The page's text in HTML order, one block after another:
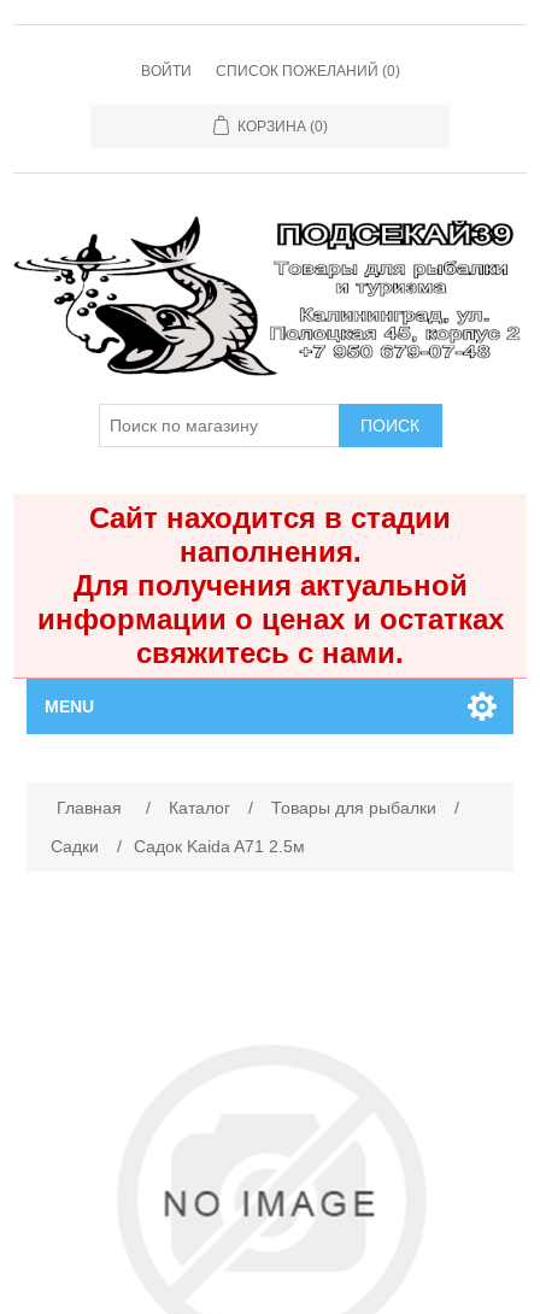
ВОЙТИ СПИСОК ПОЖЕЛАНИЙ (0)
КОРЗИНА (0)
ПОИСК
Сайт находится в стадии
наполнения.
Для получения актуальной
информации о ценах и остатках
свяжитесь с нами.
MENU
Каталог
Главная / Каталог / Товары для рыбалки
/
Садки
/ Садок Kaida A71 2.5м